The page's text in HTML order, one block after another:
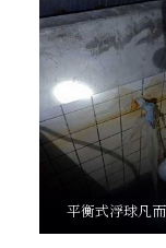
平衡式浮球凡